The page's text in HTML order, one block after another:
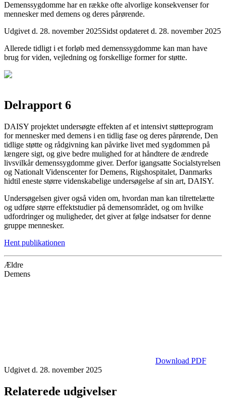
Demenssygdomme har en række ofte alvorlige konsekvenser for
mennesker med demens og deres pårørende.
Udgivet d. 28. november 2025Sidst opdateret d. 28. november 2025
Allerede tidligt i et forløb med demenssygdomme kan man have
brug for viden, vejledning og forskellige former for støtte.
Delrapport 6
DAISY projektet undersøgte effekten af et intensivt støtteprogram
for mennesker med demens i en tidlig fase og deres pårørende, Den
tidlige støtte og rådgivning kan påvirke livet med sygdommen på
længere sigt, og give bedre mulighed for at håndtere de ændrede
livsvilkår demenssygdomme giver. Derfor igangsatte Socialstyrelsen
og Nationalt Videnscenter for Demens, Rigshospitalet, Danmarks
hidtil eneste større videnskabelige undersøgelse af sin art, DAISY.
Undersøgelsen giver også viden om, hvordan man kan tilrettelætte
og udføre større effektstudier på demensområdet, og om hvilke
udfordringer og muligheder, det giver at følge indsatser for denne
gruppe mennesker.
Hent publikationen
Ældre
Demens
Download PDF
Udgivet d. 28. november 2025
Relaterede udgivelser